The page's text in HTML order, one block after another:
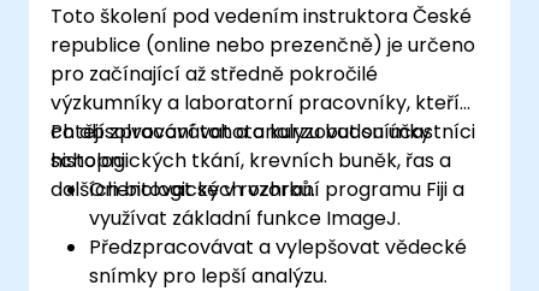
Porozumět etickým aspektům a
osvědčeným postupům při využívání
technologie rozpoznávání obličejů.
Toto školení pod vedením instruktora České
republice (online nebo prezenčně) je určeno
pro začínající až středně pokročilé
výzkumníky a laboratorní pracovníky, kteří
chtějí zpracovávat a analyzovat snímky
histologických tkání, krevních buněk, řas a
dalších biologických vzorků.
Po absolvování tohoto kurzu budou účastníci
schopni:
Orientovat se v rozhraní programu Fiji a
využívat základní funkce ImageJ.
Předzpracovávat a vylepšovat vědecké
snímky pro lepší analýzu.